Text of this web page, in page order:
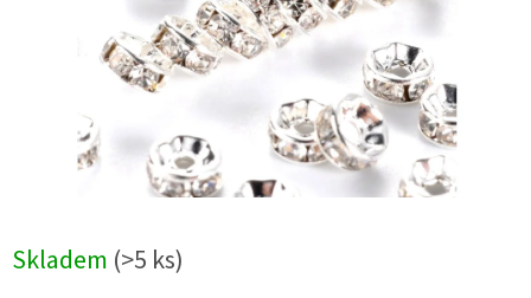
Skladem (>5 ks)